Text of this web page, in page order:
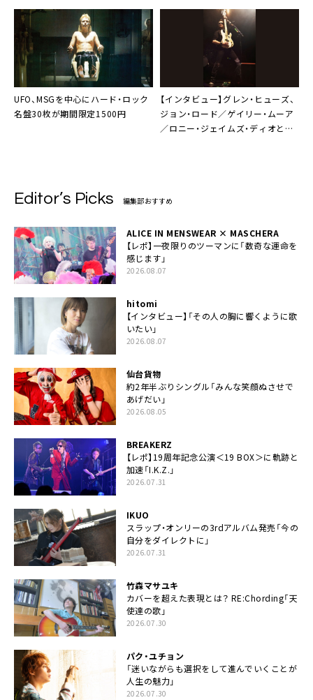
UFO、 MSGを中心にハード・ロック
名盤30枚が期間限定1500円
【インタビュー】 グレン・ヒューズ、
ジョン・ロード／ゲイリー・ムーア
／ロニー・ジェイムズ・ディオとの
Editor’s Picks 編集部おすすめ
ALICE IN MENSWEAR × MASCHERA
【レポ】一夜限りのツーマンに「数奇な運命を
感じます」
2026.08.07
hitomi
【インタビュー】「その人の胸に響くように歌
いたい」
2026.08.07
仙台貨物
約2年半ぶりシングル「みんな笑顔ぬさせで
あげだい」
2026.08.05
BREAKERZ
【レポ】19周年記念公演＜19 BOX＞に軌跡と
加速「I.K.Z.」
2026.07.31
IKUO
スラップ・オンリーの3rdアルバム発売「今の
自分をダイレクトに」
2026.07.31
竹森マサユキ
カバーを超えた表現とは？ RE:Chording「天
使達の歌」
2026.07.30
パク・ユチョン
「迷いながらも選択をして進んでいくことが
人生の魅力」
2026.07.30